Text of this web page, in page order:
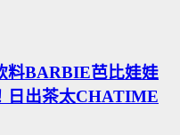
料BARBIE芭比娃娃
日出茶太CHATIME